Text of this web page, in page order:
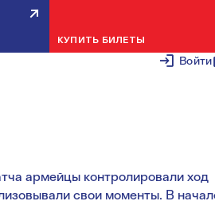
Войти
КУПИТЬ БИЛЕТЫ
АРМЕЙЦЕВ В
армейцы контролировали ход
свои моменты. В